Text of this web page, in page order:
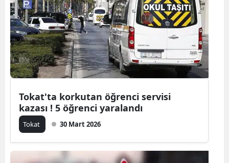
Mardin
Muğla
Muş
Nevşehir
Tokat'ta korkutan öğrenci servisi
kazası ! 5 öğrenci yaralandı
Tokat 30 Mart 2026